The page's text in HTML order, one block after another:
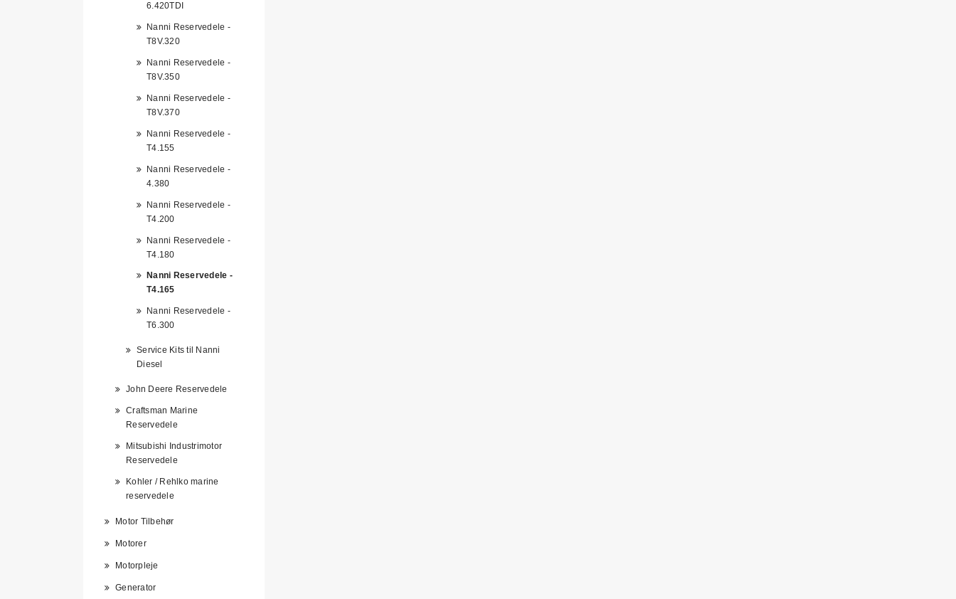
6.420TDI
Nanni Reservedele -
T8V.320
Nanni Reservedele -
T8V.350
Nanni Reservedele -
T8V.370
Nanni Reservedele -
T4.155
Nanni Reservedele -
4.380
Nanni Reservedele -
T4.200
Nanni Reservedele -
T4.180
Nanni Reservedele -
T4.165
Nanni Reservedele -
T6.300
Service Kits til Nanni
Diesel
John Deere Reservedele
Craftsman Marine
Reservedele
Mitsubishi Industrimotor
Reservedele
Kohler / Rehlko marine
reservedele
Motor Tilbehør
Motorer
Motorpleje
Generator